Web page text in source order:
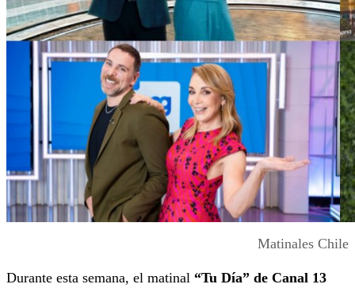
Matinales Chile
Durante esta semana, el matinal “Tu Día” de Canal 13